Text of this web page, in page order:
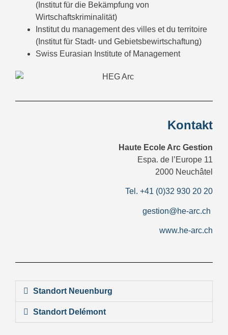
(Institut für die Bekämpfung von
Wirtschaftskriminalität)
Institut du management des villes et du territoire
(Institut für Stadt- und Gebietsbewirtschaftung)
Swiss Eurasian Institute of Management
Kontakt
Haute Ecole Arc Gestion
Espa. de l’Europe 11
2000 Neuchâtel
Tel. +41 (0)32 930 20 20
gestion@he-arc.ch
www.he-arc.ch
Standort Neuenburg
Standort Delémont